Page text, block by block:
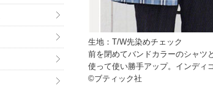
生地：T/W先染めチェック
前を閉めてバンドカラーのシャツ
使って使い勝手アップ。インディ
©ブティック社